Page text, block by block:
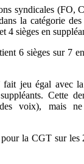
syndicales (FO,
la catégorie
4 sièges en
6 sièges sur 7
fait jeu égal avec
Cette
des voix), mais
la CGT sur les